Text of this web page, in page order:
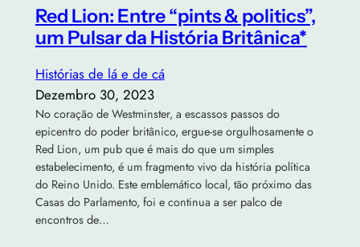
Red Lion: Entre “pints & politics”,
um Pulsar da História Britânica*
Histórias de lá e de cá
Dezembro 30, 2023
No coração de Westminster, a escassos passos do
epicentro do poder britânico, ergue-se orgulhosamente o
Red Lion, um pub que é mais do que um simples
estabelecimento, é um fragmento vivo da história política
do Reino Unido. Este emblemático local, tão próximo das
Casas do Parlamento, foi e continua a ser palco de
encontros de…